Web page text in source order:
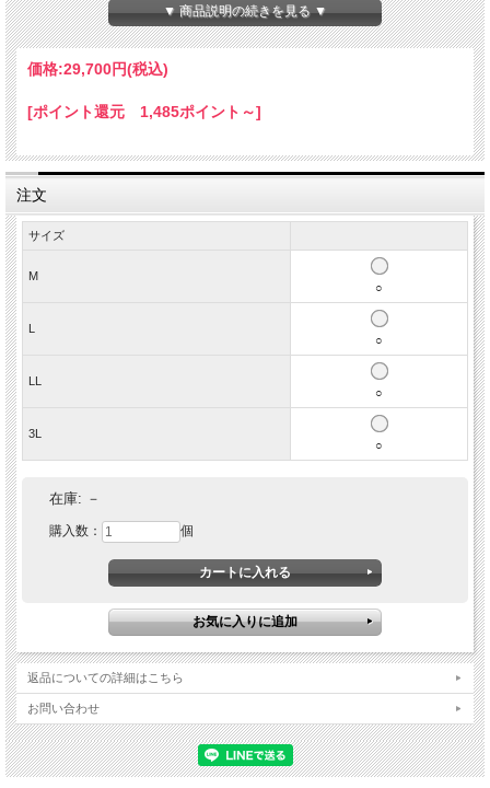
▼ 商品説明の続きを見る ▼
価格:29,700円(税込)
[ポイント還元 1,485ポイント～]
注文
サイズ
M
○
○
○
3L
○
在庫: －
購入数： 個
返品についての詳細はこちら
お問い合わせ